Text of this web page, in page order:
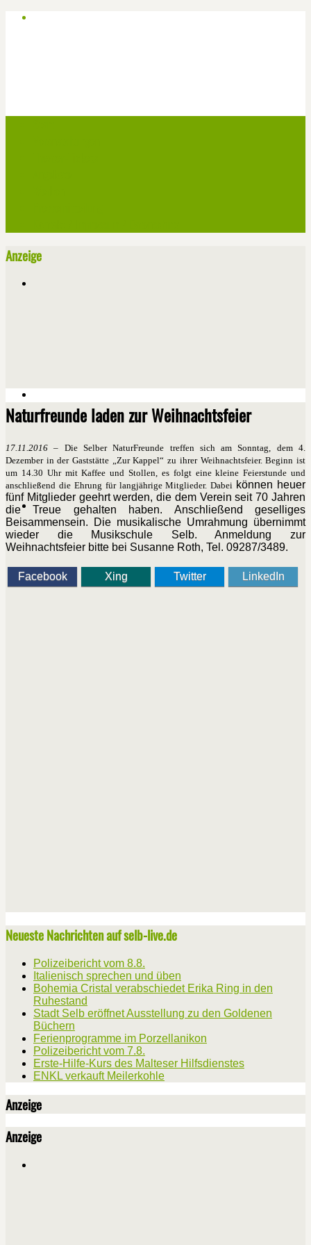
Anzeige
Naturfreunde laden zur Weihnachtsfeier
17.11.2016 – Die Selber NaturFreunde treffen sich am Sonntag, dem 4.
Dezember in der Gaststätte „Zur Kappel“ zu ihrer Weihnachtsfeier. Beginn ist
um 14.30 Uhr mit Kaffee und Stollen, es folgt eine kleine Feierstunde und
anschließend die Ehrung für langjährige Mitglieder. Dabei können heuer
fünf Mitglieder geehrt werden, die dem Verein seit 70 Jahren
die Treue gehalten haben. Anschließend geselliges
Beisammensein. Die musikalische Umrahmung übernimmt
wieder die Musikschule Selb. Anmeldung zur
Weihnachtsfeier bitte bei Susanne Roth, Tel. 09287/3489.
Facebook Xing Twitter LinkedIn
Neueste Nachrichten auf selb-live.de
Polizeibericht vom 8.8.
Italienisch sprechen und üben
Bohemia Cristal verabschiedet Erika Ring in den
Ruhestand
Stadt Selb eröffnet Ausstellung zu den Goldenen
Büchern
Ferienprogramme im Porzellanikon
Polizeibericht vom 7.8.
Erste-Hilfe-Kurs des Malteser Hilfsdienstes
ENKL verkauft Meilerkohle
Anzeige
Anzeige